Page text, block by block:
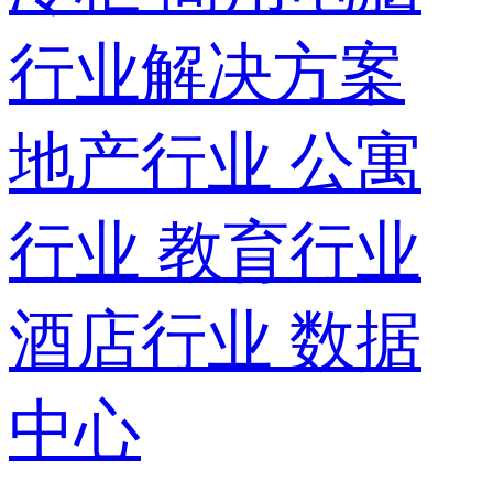
行业解决方案
地产行业 公寓
行业 教育行业
酒店行业 数据
中心